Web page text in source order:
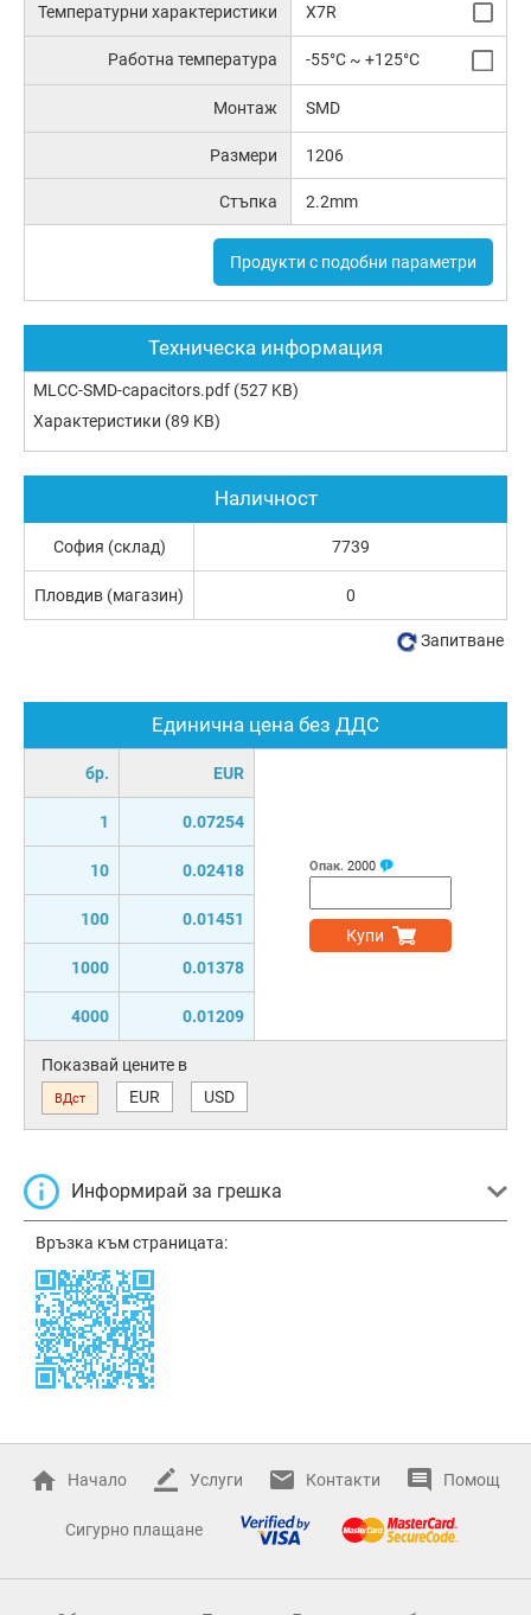
Температурни характеристики X7R
Работна температура -55°C ~ +125°C
Монтаж SMD
Размери 1206
Стъпка 2.2mm
Продукти с подобни параметри
Техническа информация
MLCC-SMD-capacitors.pdf (527 KB)
Характеристики (89 KB)
Единична цена без ДДС
бр. EUR
1 0.07254
10 0.02418
100 0.01451
1000 0.01378
4000 0.01209
Опак. 2000
Купи
Показвай цените в
ВДст EUR USD
Информирай за грешка
Връзка към страницата:
Наличност
София (склад) 7739
Пловдив (магазин) 0
Запитване
Начало Услуги Контакти Помощ
Сигурно плащане